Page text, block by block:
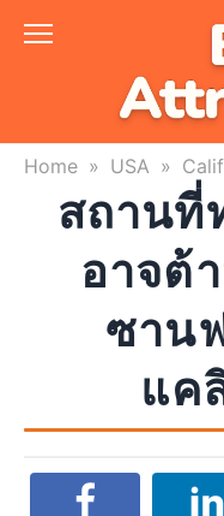
Skip
Home » USA »
สถานที่
อาจต้
ซาน
แค